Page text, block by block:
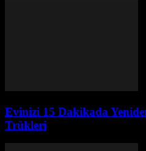
Evinizi 15 Dakikada
Trükleri